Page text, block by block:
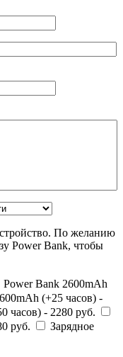
По желанию
Power Bank, чтобы
Power Bank 2600mAh
(+25 часов) -
часов) - 2280 руб.
руб.
Зарядное